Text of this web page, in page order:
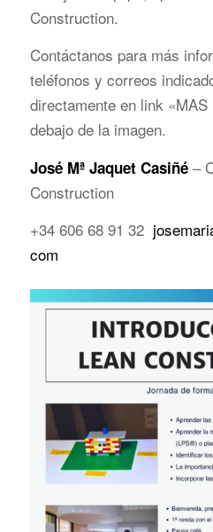
Construction.
Contáctanos para más
teléfonos y correos
directamente en link «MAS
debajo de la imagen.
José Mª Jaquet Casiñé–
Construction
+34 606 68 91 32
com